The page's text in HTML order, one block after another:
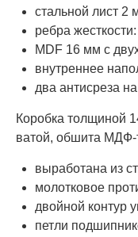
стальной лист 2
ребра
MDF 16 мм с
внутреннее
два антисреза
Коробка толщиной
ватой, обшита МДФ-
выработана из
молотковое
двойной контур
петли